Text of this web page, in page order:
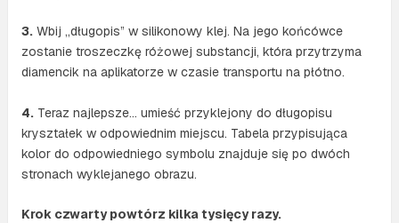
3.Wbij „długopis” w silikonowy klej. Na jego końcówce
zostanie troszeczkę różowej substancji, która przytrzyma
diamencik na aplikatorze w czasie transportu na płótno.
4. Teraz najlepsze… umieść przyklejony do długopisu
kryształek w odpowiednim miejscu. Tabela przypisująca
kolor do odpowiedniego symbolu znajduje się po dwóch
stronach wyklejanego obrazu.
Krok czwarty powtórz kilka tysięcy razy.